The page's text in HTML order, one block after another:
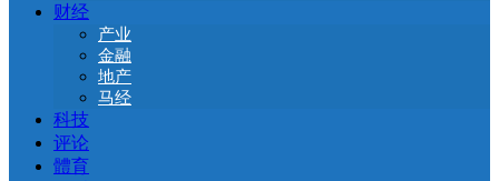
财经
产业
金融
地产
马经
科技
评论
體育